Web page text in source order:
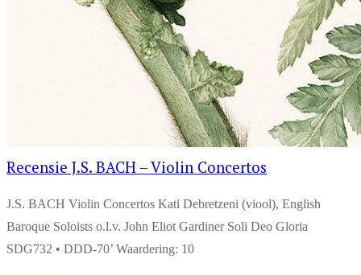
Recensie J.S. BACH – Violin Concertos
J.S. BACH Violin Concertos Kati Debretzeni (viool), English
Baroque Soloists o.l.v. John Eliot Gardiner Soli Deo Gloria
SDG732 • DDD-70’ Waardering: 10